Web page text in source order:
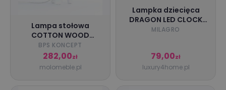
Lampa stołowa
COTTON WOOD
niebieska
BPS KONCEPT
282,00zł
molomeble.pl
Lampka dziecięca
DRAGON LED CLOCK
0,6W LED
MILAGRO
79,00zł
luxury4home.pl